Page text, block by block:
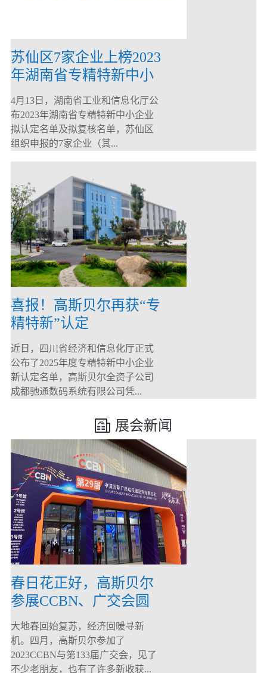
苏仙区7家企业上榜2023
年湖南省专精特新中小
企业
4月13日，湖南省工业和信息化厅公
布2023年湖南省专精特新中小企业
拟认定名单及拟复核名单，苏仙区
组织申报的7家企业（其...
喜报！高斯贝尔再获“专
精特新”认定
近日，四川省经济和信息化厅正式
公布了2025年度专精特新中小企业
新认定名单，高斯贝尔全资子公司
成都驰通数码系统有限公司凭...
展会新闻
春日花正好，高斯贝尔
参展CCBN、广交会圆
满落幕！
大地春回始复苏，经济回暖寻新
机。四月，高斯贝尔参加了
2023CCBN与第133届广交会，见了
不少老朋友，也有了许多新收获...